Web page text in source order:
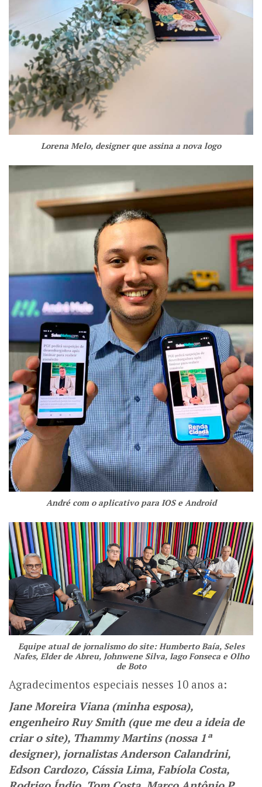
Lorena Melo, designer que assina a nova logo
André com o aplicativo para IOS e Android
Equipe atual de jornalismo do site: Humberto Baía, Seles
Nafes, Elder de Abreu, Johnwene Silva, Iago Fonseca e Olho
de Boto
Agradecimentos especiais nesses 10 anos a:
Jane Moreira Viana (minha esposa),
engenheiro Ruy Smith (que me deu a ideia de
criar o site), Thammy Martins (nossa 1ª
designer), jornalistas Anderson Calandrini,
Edson Cardozo, Cássia Lima, Fabíola Costa,